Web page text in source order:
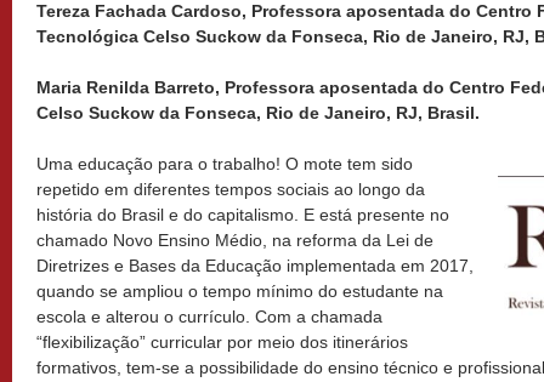
Tereza Fachada Cardoso, Professora aposentada do Centro
Tecnológica Celso Suckow da Fonseca, Rio de Janeiro, RJ,
Maria Renilda Barreto, Professora aposentada do Centro
Celso Suckow da Fonseca, Rio de Janeiro, RJ, Brasil.
Uma educação para o trabalho! O mote tem sido
repetido em diferentes tempos sociais ao longo da
história do Brasil e do capitalismo. E está presente no
chamado Novo Ensino Médio, na reforma da Lei de
Diretrizes e Bases da Educação implementada em 2017,
quando se ampliou o tempo mínimo do estudante na
escola e alterou o currículo. Com a chamada
“flexibilização” curricular por meio dos itinerários
formativos, tem-se a possibilidade do ensino técnico e